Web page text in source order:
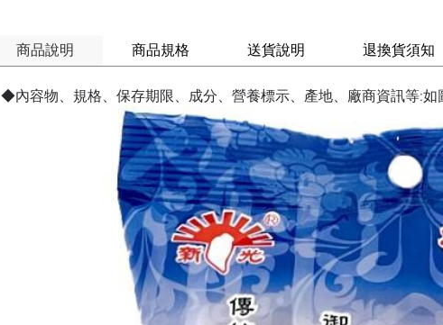
商品說明 商品規格 送貨說明 退換貨須知
◆內容物、規格、保存期限、成分、營養標示、產地、廠商資訊等:如